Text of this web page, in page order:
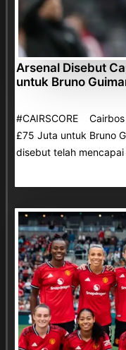
Arsenal Disebut
untuk Bruno
#CAIRSCORE
£75 Juta untuk Bruno
disebut telah